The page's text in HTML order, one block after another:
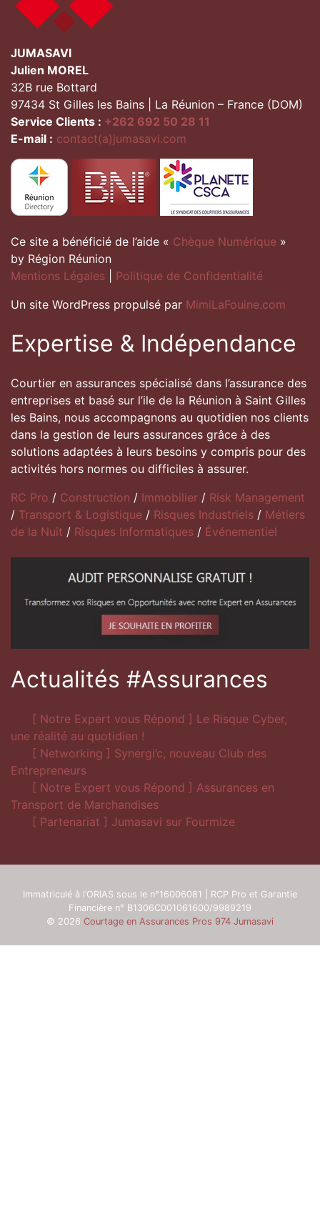
JUMASAVI
Julien MOREL
32B rue Bottard
97434 St Gilles les Bains | La Réunion – France (DOM)
Service Clients : +262 692 50 28 11
E-mail : contact(a)jumasavi.com
Ce site a bénéficié de l’aide « Chèque Numérique »
by Région Réunion
Mentions Légales
Politique de Confidentialité
Un site WordPress propulsé par MimiLaFouine.com
Expertise & Indépendance
Courtier en assurances spécialisé dans l’assurance des
entreprises et basé sur l’ile de la Réunion à Saint Gilles
les Bains, nous accompagnons au quotidien nos clients
dans la gestion de leurs assurances grâce à des
solutions adaptées à leurs besoins y compris pour des
activités hors normes ou difficiles à assurer.
RC Pro / Construction / Immobilier / Risk Management
/ Transport & Logistique / Risques Industriels / Métiers
de la Nuit / Risques Informatiques / Événementiel
Actualités #Assurances
[ Notre Expert vous Répond ] Le Risque Cyber,
une réalité au quotidien !
[ Networking ] Synergi’c, nouveau Club des
Entrepreneurs
[ Notre Expert vous Répond ] Assurances en
Transport de Marchandises
[ Partenariat ] Jumasavi sur Fourmize
Immatriculé à l’ORIAS sous le n°16006081 | RCP Pro et Garantie
Financière n° B1306C001061600/9989219
© 2026 Courtage en Assurances Pros 974 Jumasavi